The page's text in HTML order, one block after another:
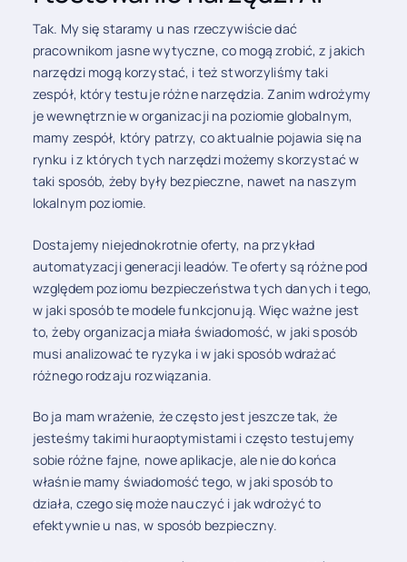
Tak. My się staramy u nas rzeczywiście dać
pracownikom jasne wytyczne, co mogą zrobić, z jakich
narzędzi mogą korzystać, i też stworzyliśmy taki
zespół, który testuje różne narzędzia. Zanim wdrożymy
je wewnętrznie w organizacji na poziomie globalnym,
mamy zespół, który patrzy, co aktualnie pojawia się na
rynku i z których tych narzędzi możemy skorzystać w
taki sposób, żeby były bezpieczne, nawet na naszym
lokalnym poziomie.
Dostajemy niejednokrotnie oferty, na przykład
automatyzacji generacji leadów. Te oferty są różne pod
względem poziomu bezpieczeństwa tych danych i tego,
w jaki sposób te modele funkcjonują. Więc ważne jest
to, żeby organizacja miała świadomość, w jaki sposób
musi analizować te ryzyka i w jaki sposób wdrażać
różnego rodzaju rozwiązania.
Bo ja mam wrażenie, że często jest jeszcze tak, że
jesteśmy takimi huraoptymistami i często testujemy
sobie różne fajne, nowe aplikacje, ale nie do końca
właśnie mamy świadomość tego, w jaki sposób to
działa, czego się może nauczyć i jak wdrożyć to
efektywnie u nas, w sposób bezpieczny.